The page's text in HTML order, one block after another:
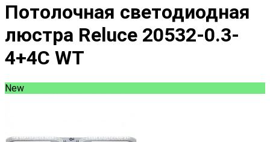
Потолочная светодиодная
люстра Reluce 20532-0.3-
4+4C WT
New